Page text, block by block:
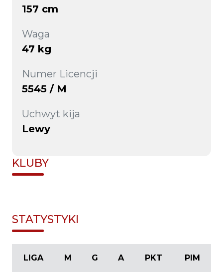
157 cm
Waga
47 kg
Numer Licencji
5545 / M
Uchwyt kija
Lewy
KLUBY
STATYSTYKI
LIGA M G A PKT PIM